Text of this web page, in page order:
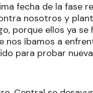
fecha de la fase
nosotros y
porque ellos ya
íbamos a
para probar